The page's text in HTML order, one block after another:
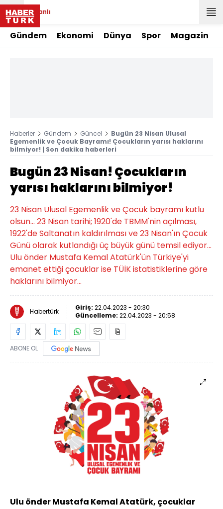
Canlı
Gündem Ekonomi Dünya Spor Magazin
Haberler Gündem Güncel
Bugün 23 Nisan Ulusal
Egemenlik ve Çocuk Bayramı! Çocukların yarısı haklarını
bilmiyor! | Son dakika haberleri
Bugün 23 Nisan! Çocukların
yarısı haklarını bilmiyor!
23 Nisan Ulusal Egemenlik ve Çocuk bayramı kutlu
olsun... 23 Nisan tarihi; 1920'de TBMM'nin açılması,
1922'de Saltanatın kaldırılması ve 23 Nisan'ın Çocuk
Günü olarak kutlandığı üç büyük günü temsil ediyor...
Ulu önder Mustafa Kemal Atatürk'ün Türkiye'yi
emanet ettiği çocuklar ise TÜİK istatistiklerine göre
haklarını bilmiyor...
Habertürk Giriş: 22.04.2023 - 20:30
Güncelleme: 22.04.2023 - 20:58
ABONE OL
Ulu önder Mustafa Kemal Atatürk, çocuklar